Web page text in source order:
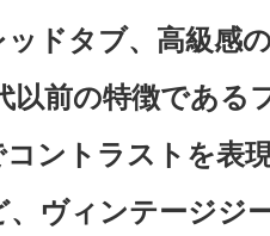
ドタブ、高級感
以前の特徴である
ントラストを表
ヴィンテージジ